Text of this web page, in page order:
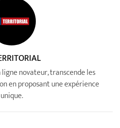
novateur, transcende les
en proposant une expérience
unique.